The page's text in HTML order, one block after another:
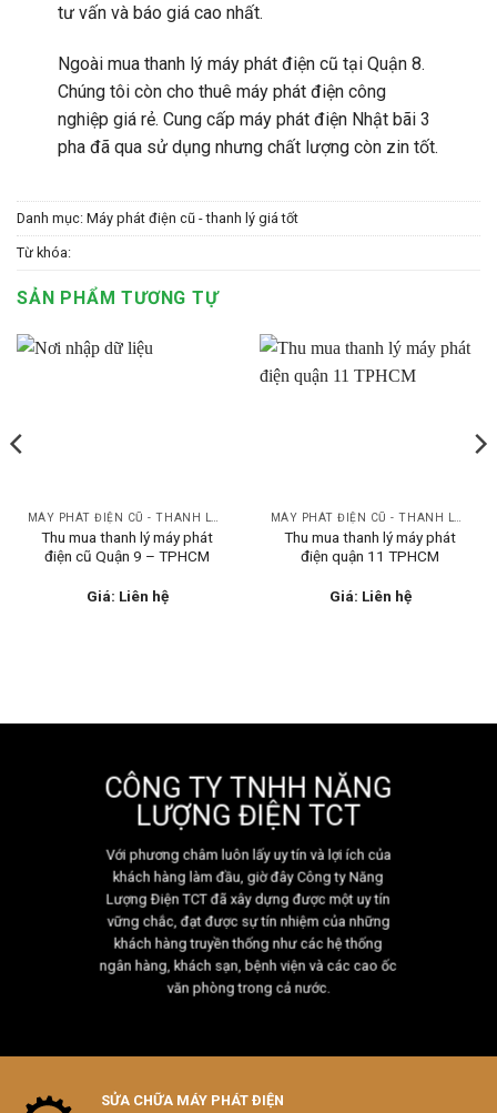
tư vấn và báo giá cao nhất.
Ngoài mua thanh lý máy phát điện cũ tại Quận 8.
Chúng tôi còn cho thuê máy phát điện công
nghiệp giá rẻ. Cung cấp máy phát điện Nhật bãi 3
pha đã qua sử dụng nhưng chất lượng còn zin tốt.
Danh mục: Máy phát điện cũ - thanh lý giá tốt
Từ khóa:
SẢN PHẨM TƯƠNG TỰ
MÁY PHÁT ĐIỆN CŨ - THANH LÝ GIÁ TỐT
Thu mua thanh lý máy phát
điện cũ Quận 9 – TPHCM
Giá: Liên hệ
MÁY PHÁT ĐIỆN CŨ - THANH LÝ GIÁ TỐT
Thu mua thanh lý máy phát
điện quận 11 TPHCM
Giá: Liên hệ
CÔNG TY TNHH NĂNG
LƯỢNG ĐIỆN TCT
Với phương châm luôn lấy uy tín và lợi ích của
khách hàng làm đầu, giờ đây Công ty Năng
Lượng Điện TCT đã xây dựng được một uy tín
vững chắc, đạt được sự tín nhiệm của những
khách hàng truyền thống như các hệ thống
ngân hàng, khách sạn, bệnh viện và các cao ốc
văn phòng trong cả nước.
SỬA CHỮA MÁY PHÁT ĐIỆN